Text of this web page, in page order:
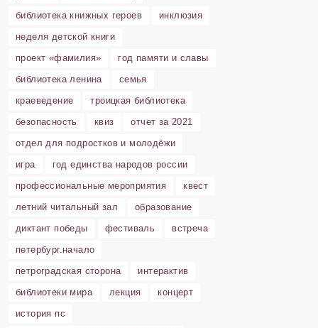
библиотека книжных героев
инклюзия
неделя детской книги
проект «фамилия»
год памяти и славы
библиотека ленина
семья
краеведение
троицкая библиотека
безопасность
квиз
отчет за 2021
отдел для подростков и молодёжи
игра
год единства народов россии
профессиональные мероприятия
квест
летний читальный зал
образование
диктант победы
фестиваль
встреча
петербург.начало
петроградская сторона
интерактив
библиотеки мира
лекция
концерт
история пс